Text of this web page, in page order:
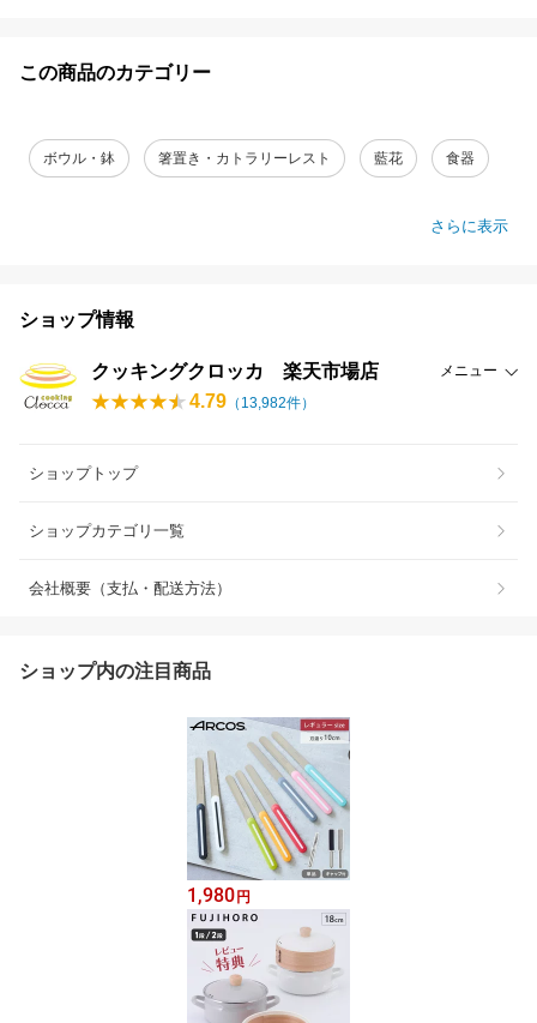
この商品のカテゴリー
ボウル・鉢 箸置き・カトラリーレスト 藍花 食器
さらに表示
ショップ情報
クッキングクロッカ 楽天市場店 メニュー
4.79 （ 13,982件）
ショップトップ
ショップカテゴリ一覧
会社概要（支払・配送方法）
ショップ内の注目商品
1,980 円